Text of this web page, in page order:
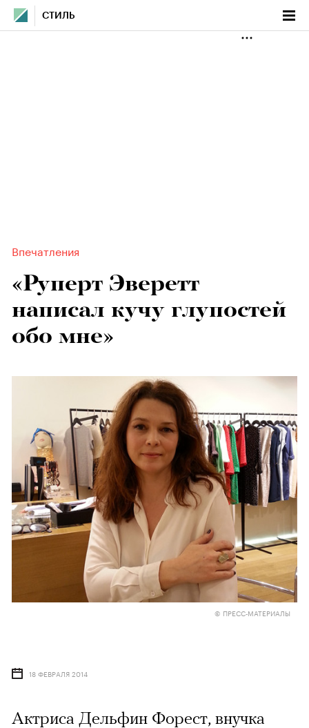
СТИЛЬ
Впечатления
«Руперт Эверетт
написал кучу глупостей
обо мне»
© ПРЕСС-МАТЕРИАЛЫ
18 ФЕВРАЛЯ 2014
Актриса Дельфин Форест, внучка